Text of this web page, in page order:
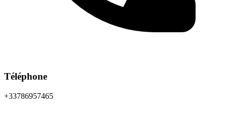
Téléphone
+33786957465